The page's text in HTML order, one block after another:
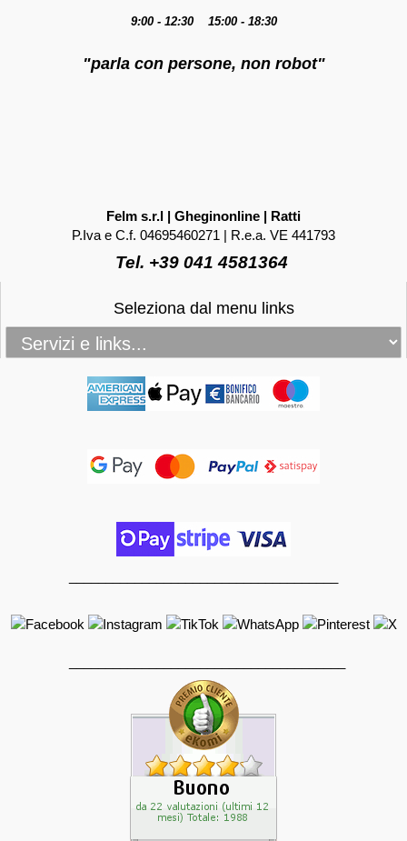
9:00 - 12:30 15:00 - 18:30
"parla con persone, non robot"
Felm s.r.l | Gheginonline | Ratti
P.Iva e C.f. 04695460271 | R.e.a. VE 441793
Tel. +39 041 4581364
Seleziona dal menu links